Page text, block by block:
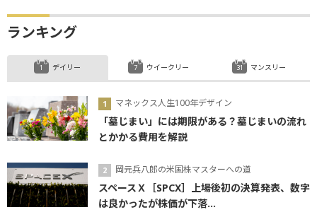
ランキング
デイリー
マネックス人生100年デザイン
「墓じまい」には期限がある？墓じまいの流れ
とかかる費用を解説
岡元兵八郎の米国株マスターへの道
スペースＸ［SPCX］上場後初の決算発表、数字
は良かったが株価が下落...
ウイークリー マンスリー